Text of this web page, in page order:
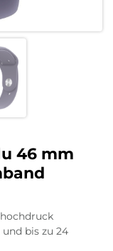
46 mm
bis zu 24